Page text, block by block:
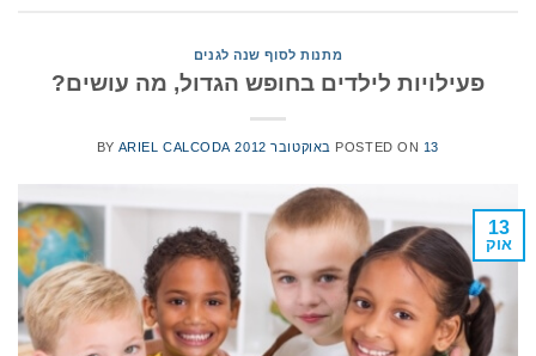
מתנות לסוף שנה לגנים
פעילויות לילדים בחופש הגדול, מה עושים?
POSTED ON 13 באוקטובר 2012 BY ARIEL CALCODA
13
אוק